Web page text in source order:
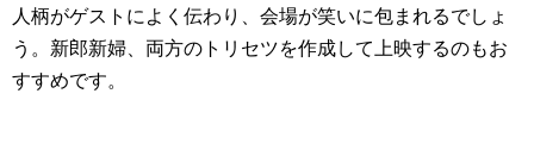
人柄がゲストによく伝わり、会場が笑いに包まれるでしょ
う。新郎新婦、両方のトリセツを作成して上映するのもお
すすめです。